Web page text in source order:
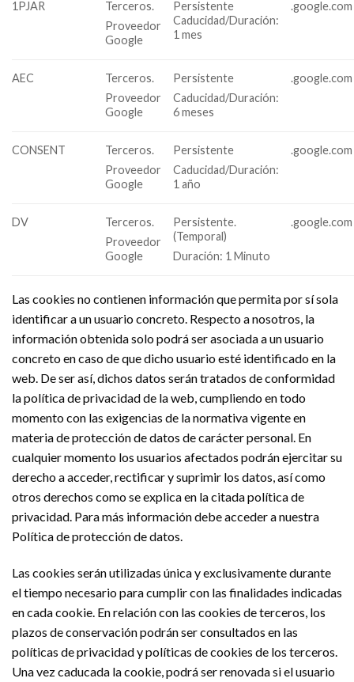
1PJAR
Terceros.
Proveedor
Google
Persistente
Caducidad/Duración:
1 mes
.google.com
AEC
Terceros.
Proveedor
Google
Persistente
Caducidad/Duración:
6 meses
.google.com
CONSENT
Terceros.
Proveedor
Google
Persistente
Caducidad/Duración:
1 año
.google.com
DV
Terceros.
Proveedor
Google
Persistente.
(Temporal)
Duración: 1 Minuto
.google.com
Las cookies no contienen información que permita por sí sola
identificar a un usuario concreto. Respecto a nosotros, la
información obtenida solo podrá ser asociada a un usuario
concreto en caso de que dicho usuario esté identificado en la
web. De ser así, dichos datos serán tratados de conformidad
la política de privacidad de la web, cumpliendo en todo
momento con las exigencias de la normativa vigente en
materia de protección de datos de carácter personal. En
cualquier momento los usuarios afectados podrán ejercitar su
derecho a acceder, rectificar y suprimir los datos, así como
otros derechos como se explica en la citada política de
privacidad. Para más información debe acceder a nuestra
Política de protección de datos.
Las cookies serán utilizadas única y exclusivamente durante
el tiempo necesario para cumplir con las finalidades indicadas
en cada cookie. En relación con las cookies de terceros, los
plazos de conservación podrán ser consultados en las
políticas de privacidad y políticas de cookies de los terceros.
Una vez caducada la cookie, podrá ser renovada si el usuario